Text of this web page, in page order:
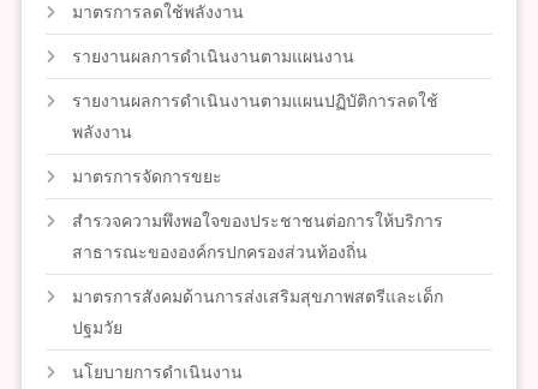
มาตรการลดใช้พลังงาน
รายงานผลการดำเนินงานตามแผนงาน
รายงานผลการดำเนินงานตามแผนปฏิบัติการลดใช้
พลังงาน
มาตรการจัดการขยะ
สำรวจความพึงพอใจของประชาชนต่อการให้บริการ
สาธารณะขององค์กรปกครองส่วนท้องถิ่น
มาตรการสังคมด้านการส่งเสริมสุขภาพสตรีและเด็ก
ปฐมวัย
นโยบายการดำเนินงาน